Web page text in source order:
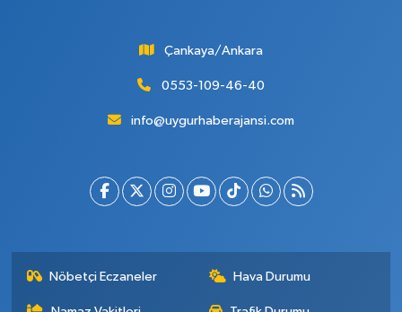
Çankaya/Ankara
0553-109-46-40
info@uygurhaberajansi.com
Nöbetçi Eczaneler Hava Durumu